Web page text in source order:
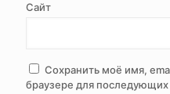
Сайт
Сохранить моё имя,
браузере для